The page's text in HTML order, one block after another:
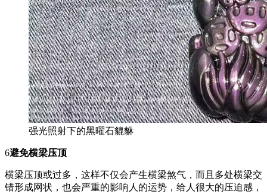
强光照射下的黑曜石貔貅
6避免横梁压顶
横梁压顶或过多，这样不仅会产生横梁煞气，而且多处横梁交
错形成网状，也会严重的影响人的运势，给人很大的压迫感，